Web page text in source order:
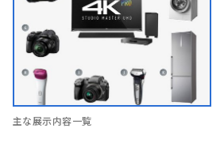
主な展示内容一覧